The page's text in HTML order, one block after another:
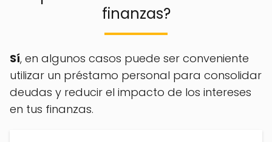
finanzas?
Sí, en algunos casos puede ser conveniente
utilizar un préstamo personal para consolidar
deudas y reducir el impacto de los intereses
en tus finanzas.